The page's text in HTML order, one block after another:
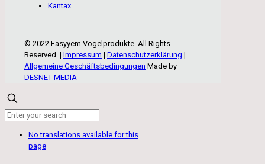
Kantax
© 2022 Easyyem Vogelprodukte. All Rights
Reserved. | Impressum | Datenschutzerklärung |
Allgemeine Geschäftsbedingungen Made by
DESNET MEDIA
No translations available for this
page